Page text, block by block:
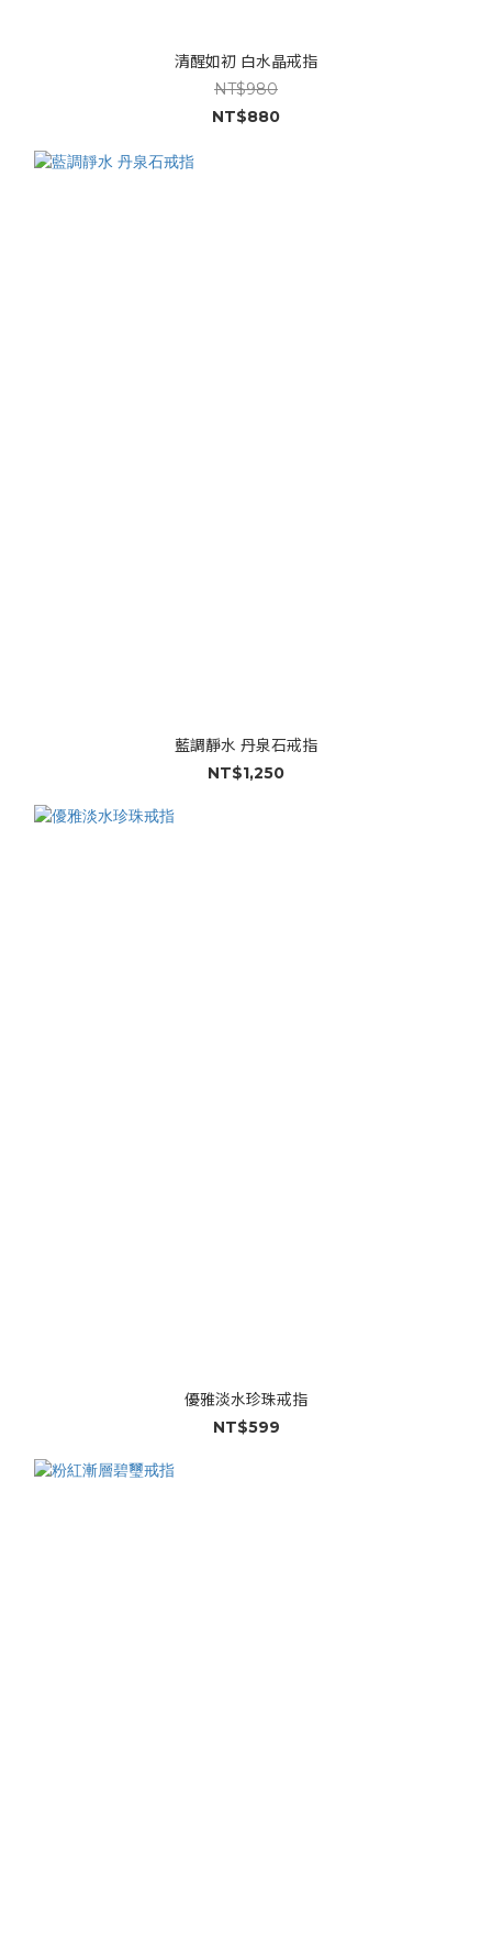
清醒如初 白水晶戒指
NT$980
NT$880
藍調靜水 丹泉石戒指
NT$1,250
優雅淡水珍珠戒指
NT$599